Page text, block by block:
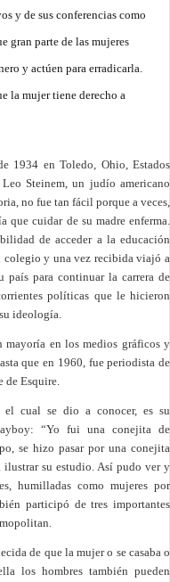
y de sus conferencias como
gran parte de las mujeres
y actúen para erradicarla.
la mujer tiene derecho a
1934 en Toledo, Ohio, Estados
Steinem, un judío americano
no fue tan fácil porque a veces,
que cuidar de su madre enferma.
de acceder a la educación
colegio y una vez recibida viajó a
país para continuar la carrera de
políticas que le hicieron
ideología.
mayoría en los medios gráficos y
que en 1960, fue periodista de
de Esquire.
el cual se dio a conocer, es su
“Yo fui una conejita de
se hizo pasar por una conejita
su estudio. Así pudo ver y
humilladas como mujeres por
participó de tres importantes
de que la mujer o se casaba o
los hombres también pueden